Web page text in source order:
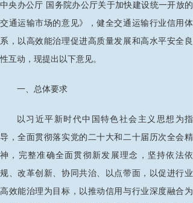
中央办公厅 国务院办公厅关于加快建设统一开放的
交通运输市场的意见》，健全交通运输行业信用体
系，以高效能治理促进高质量发展和高水平安全良
性互动，现提出以下意见。
一、总体要求
以习近平新时代中国特色社会主义思想为指
导，全面贯彻落实党的二十大和二十届历次全会精
神，完整准确全面贯彻新发展理念，坚持依法依
规、改革创新、协同共治、以点带面，以促进行业
高效能治理为目标，以推动信用与行业深度融合为